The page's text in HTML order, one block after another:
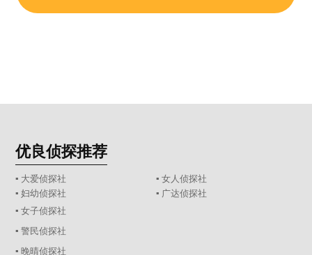
优良侦探推荐
▪ 大爱侦探社
▪ 女人侦探社
▪ 妇幼侦探社
▪ 广达侦探社
▪ 女子侦探社
▪ 警民侦探社
▪ 晚晴侦探社